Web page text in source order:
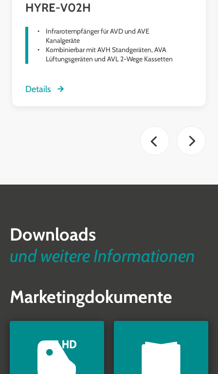
HYRE-V02H
Infrarotempfänger für AVD und AVE
Kanalgeräte
Kombinierbar mit AVH Standgeräten, AVA
Lüftungsgeräten und AVL 2-Wege Kassetten
Details
Downloads
und weitere Informationen
Marketingdokumente